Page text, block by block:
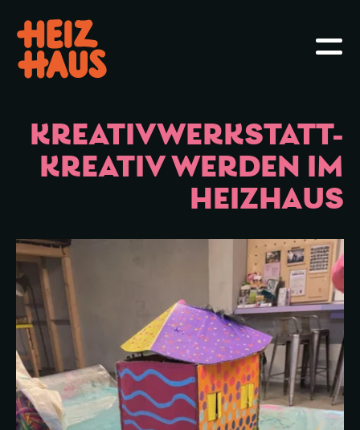
Hauptmenü öffnen oder schliessen
KREATIVWERKSTATT-
KREATIV WERDEN IM
HEIZHAUS